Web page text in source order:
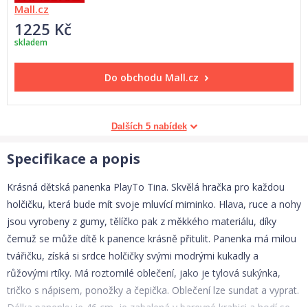
Mall.cz
1225 Kč
skladem
Do obchodu Mall.cz
Dalších 5 nabídek
Specifikace a popis
Krásná dětská panenka PlayTo Tina. Skvělá hračka pro každou
holčičku, která bude mít svoje mluvící miminko. Hlava, ruce a nohy
jsou vyrobeny z gumy, tělíčko pak z měkkého materiálu, díky
čemuž se může dítě k panence krásně přitulit. Panenka má milou
tvářičku, získá si srdce holčičky svými modrými kukadly a
růžovými rtíky. Má roztomilé oblečení, jako je tylová sukýnka,
tričko s nápisem, ponožky a čepička. Oblečení lze sundat a vyprat.